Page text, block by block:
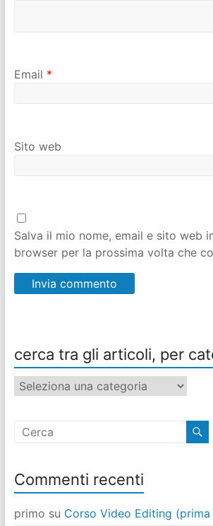
Email *
Sito web
Salva il mio nome, email e sito web
browser per la prossima volta che
cerca tra gli articoli, per
cerca
tra
articoli,
per
Commenti recenti
primo su Corso Video Editing (prima